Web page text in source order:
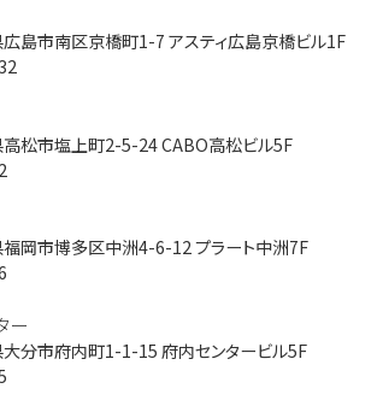
島市南区京橋町1-7 アスティ広島京橋ビル1F
松市塩上町2-5-24 CABO高松ビル5F
岡市博多区中洲4-6-12 プラート中洲7F
ー
分市府内町1-1-15 府内センタービル5F